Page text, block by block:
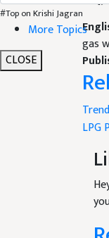
#Top on Krishi Jagran
More Topics
CLOSE
gas
LPG